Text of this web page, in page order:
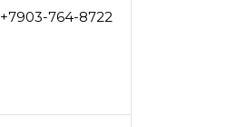
+7903-764-8722